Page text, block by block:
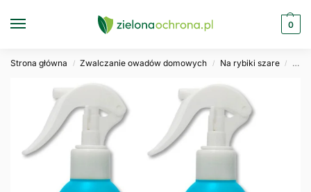
0
Strona główna / Zwalczanie owadów domowych / Na rybiki szare / 2x